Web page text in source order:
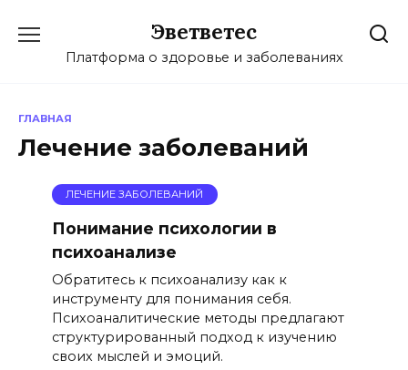
содержанию
Эветветес
Платформа о здоровье и заболеваниях
ГЛАВНАЯ
Лечение заболеваний
ЛЕЧЕНИЕ ЗАБОЛЕВАНИЙ
Понимание психологии в
психоанализе
Обратитесь к психоанализу как к
инструменту для понимания себя.
Психоаналитические методы предлагают
структурированный подход к изучению
своих мыслей и эмоций.